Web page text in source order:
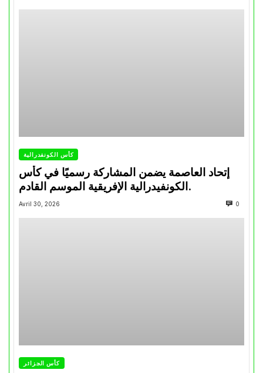
كأس الكونفدرالية
إتحاد العاصمة يضمن المشاركة رسميًا في كأس
الكونفيدرالية الإفريقية الموسم القادم.
Avril 30, 2026 0
كأس الجزائر